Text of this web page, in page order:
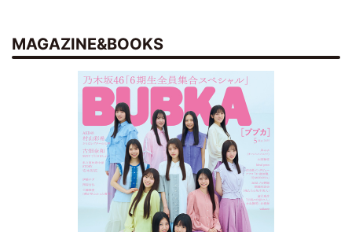
MAGAZINE&BOOKS